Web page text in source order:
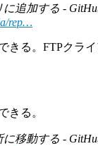
追加する -
rep…
きる。FTPクラ
きる。
移動する -